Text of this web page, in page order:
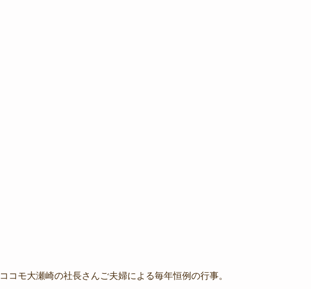
ココモ大瀬崎の社長さんご夫婦による毎年恒例の行事。